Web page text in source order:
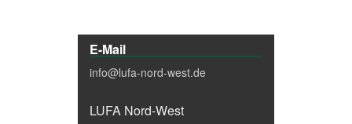
E-Mail
info@lufa-nord-west.de
LUFA Nord-West